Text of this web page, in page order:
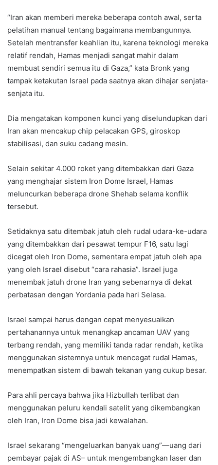
“Iran akan memberi mereka beberapa contoh awal, serta
pelatihan manual tentang bagaimana membangunnya.
Setelah mentransfer keahlian itu, karena teknologi mereka
relatif rendah, Hamas menjadi sangat mahir dalam
membuat sendiri semua itu di Gaza,” kata Bronk yang
tampak ketakutan Israel pada saatnya akan dihajar senjata-
senjata itu.
Dia mengatakan komponen kunci yang diselundupkan dari
Iran akan mencakup chip pelacakan GPS, giroskop
stabilisasi, dan suku cadang mesin.
Selain sekitar 4.000 roket yang ditembakkan dari Gaza
yang menghajar sistem Iron Dome Israel, Hamas
meluncurkan beberapa drone Shehab selama konflik
tersebut.
Setidaknya satu ditembak jatuh oleh rudal udara-ke-udara
yang ditembakkan dari pesawat tempur F16, satu lagi
dicegat oleh Iron Dome, sementara empat jatuh oleh apa
yang oleh Israel disebut “cara rahasia”. Israel juga
menembak jatuh drone Iran yang sebenarnya di dekat
perbatasan dengan Yordania pada hari Selasa.
Israel sampai harus dengan cepat menyesuaikan
pertahanannya untuk menangkap ancaman UAV yang
terbang rendah, yang memiliki tanda radar rendah, ketika
menggunakan sistemnya untuk mencegat rudal Hamas,
menempatkan sistem di bawah tekanan yang cukup besar.
Para ahli percaya bahwa jika Hizbullah terlibat dan
menggunakan peluru kendali satelit yang dikembangkan
oleh Iran, Iron Dome bisa jadi kewalahan.
Israel sekarang “mengeluarkan banyak uang”—uang dari
pembayar pajak di AS– untuk mengembangkan laser dan